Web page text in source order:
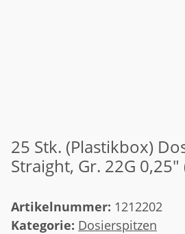
25 Stk. (Plastikbox)
Straight, Gr. 22G
Artikelnummer: 1212202
Kategorie: Dosierspitzen